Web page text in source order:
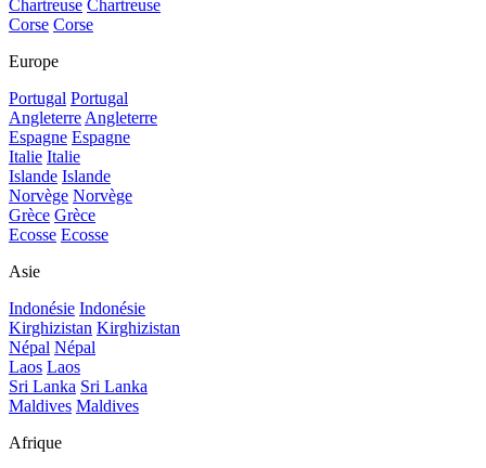
Chartreuse Chartreuse
Corse Corse
Europe
Portugal Portugal
Angleterre Angleterre
Espagne Espagne
Italie Italie
Islande Islande
Norvège Norvège
Grèce Grèce
Ecosse Ecosse
Asie
Indonésie Indonésie
Kirghizistan Kirghizistan
Népal Népal
Laos Laos
Sri Lanka Sri Lanka
Maldives Maldives
Afrique